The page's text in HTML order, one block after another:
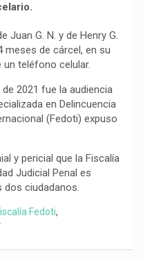
Juan G. N. y de Henry G.
meses de cárcel, en su
teléfono celular.
2021 fue la audiencia
en Delincuencia
(Fedoti) expuso
y pericial que la Fiscalía
Judicial Penal es
dos ciudadanos.
Fedoti,